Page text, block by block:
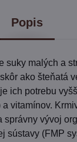
Popis
suky malých a
ako šteňatá
ich potrebu
vitamínov.
správny vývoj
sústavy (FMP